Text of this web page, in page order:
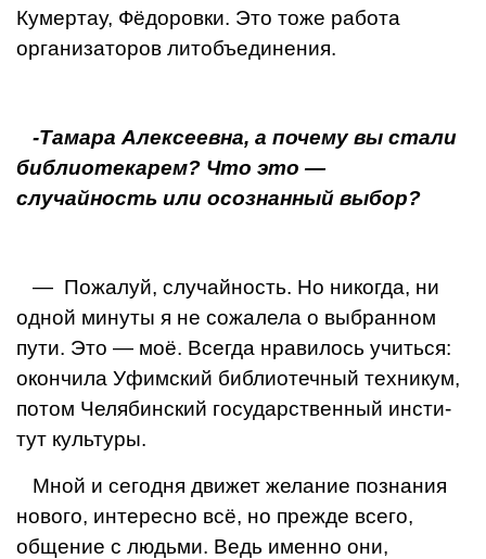
Кумертау, Фёдоровки. Это тоже работа
организа­торов литобъединения.
-Тамара Алексеевна, а почему вы стали
библио­текарем? Что это —
случайность или осознанный выбор?
— Пожалуй, случайность. Но никогда, ни
одной мину­ты я не сожалела о выбранном
пути. Это — моё. Всегда нравилось учиться:
окончила Уфимский библиотечный техникум,
потом Челябинский государственный инсти­
тут культуры.
Мной и сегодня движет желание познания
нового, интересно всё, но прежде всего,
общение с людьми. Ведь именно они,